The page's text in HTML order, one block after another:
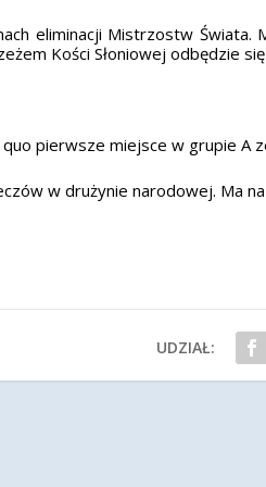
eliminacji Mistrzostw
Kości Słoniowej odbędzie
pierwsze miejsce w grupie A
w drużynie narodowej. Ma
UDZIAŁ: